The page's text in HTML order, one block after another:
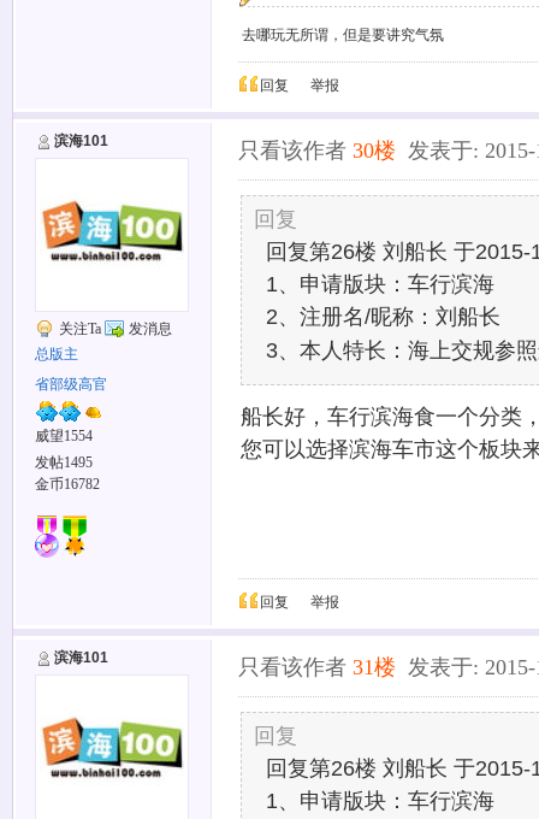
去哪玩无所谓，但是要讲究气氛
回复 举报
滨海101
关注Ta
发消息
总版主
省部级高官
威望1554
发帖1495
金币16782
只看该作者 30楼 发表于: 2015-
回复
回复第26楼 刘船长 于
1、申请版块：车行滨海
2、注册名/昵称：刘船长
3、本人特长：海上交规参
船长好，车行滨海食一个分类
您可以选择滨海车市这个板块
回复 举报
滨海101 只看该作者 31楼 发表于: 2015-
回复
回复第26楼 刘船长 于
1、申请版块：车行滨海